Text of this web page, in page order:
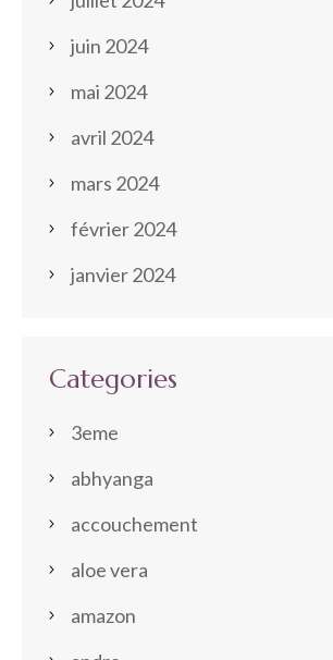
juin 2024
mai 2024
avril 2024
mars 2024
février 2024
janvier 2024
Categories
3eme
abhyanga
accouchement
aloe vera
amazon